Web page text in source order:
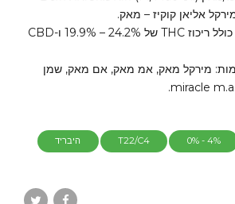
פרופיל הקנבינואידים כולל ריכוז THC של 24.2% – 19.9% ו-CBD
מירקל מאק, אמ מאק, אם מאק, שמן
4% - 0%
T22/C4 היבריד